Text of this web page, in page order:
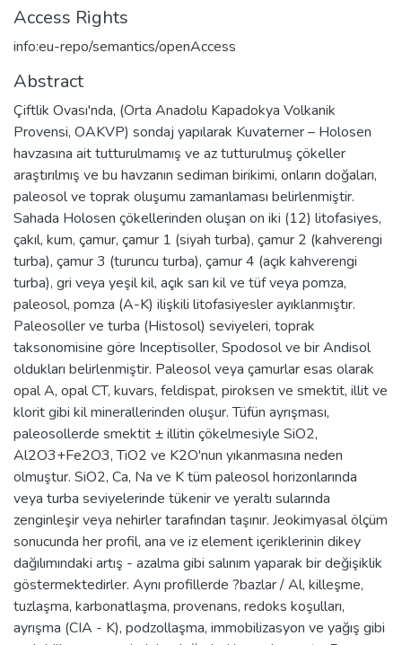
Access Rights
info:eu-repo/semantics/openAccess
Abstract
Çiftlik Ovası'nda, (Orta Anadolu Kapadokya Volkanik
Provensi, OAKVP) sondaj yapılarak Kuvaterner – Holosen
havzasına ait tutturulmamış ve az tutturulmuş çökeller
araştırılmış ve bu havzanın sediman birikimi, onların doğaları,
paleosol ve toprak oluşumu zamanlaması belirlenmiştir.
Sahada Holosen çökellerinden oluşan on iki (12) litofasiyes,
çakıl, kum, çamur, çamur 1 (siyah turba), çamur 2 (kahverengi
turba), çamur 3 (turuncu turba), çamur 4 (açık kahverengi
turba), gri veya yeşil kil, açık sarı kil ve tüf veya pomza,
paleosol, pomza (A-K) ilişkili litofasiyesler ayıklanmıştır.
Paleosoller ve turba (Histosol) seviyeleri, toprak
taksonomisine göre Inceptisoller, Spodosol ve bir Andisol
oldukları belirlenmiştir. Paleosol veya çamurlar esas olarak
opal A, opal CT, kuvars, feldispat, piroksen ve smektit, illit ve
klorit gibi kil minerallerinden oluşur. Tüfün ayrışması,
paleosollerde smektit ± illitin çökelmesiyle SiO2,
Al2O3+Fe2O3, TiO2 ve K2O'nun yıkanmasına neden
olmuştur. SiO2, Ca, Na ve K tüm paleosol horizonlarında
veya turba seviyelerinde tükenir ve yeraltı sularında
zenginleşir veya nehirler tarafından taşınır. Jeokimyasal ölçüm
sonucunda her profil, ana ve iz element içeriklerinin dikey
dağılımındaki artış - azalma gibi salınım yaparak bir değişiklik
göstermektedirler. Aynı profillerde ?bazlar / Al, killeşme,
tuzlaşma, karbonatlaşma, provenans, redoks koşulları,
ayrışma (CIA - K), podzollaşma, immobilizasyon ve yağış gibi